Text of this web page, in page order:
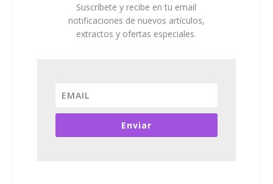
Suscríbete y recibe en tu email
notificaciones de nuevos artículos,
extractos y ofertas especiales.
Enviar